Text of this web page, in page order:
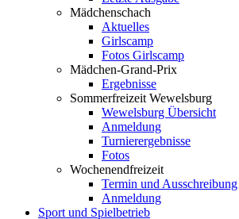
Mädchenschach
Aktuelles
Girlscamp
Fotos Girlscamp
Mädchen-Grand-Prix
Ergebnisse
Sommerfreizeit Wewelsburg
Wewelsburg Übersicht
Anmeldung
Turnierergebnisse
Fotos
Wochenendfreizeit
Termin und Ausschreibung
Anmeldung
Sport und Spielbetrieb